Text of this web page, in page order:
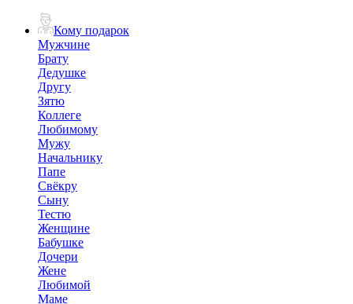
Кому подарок
Мужчине
Брату
Дедушке
Другу
Зятю
Коллеге
Любимому
Мужу
Начальнику
Папе
Свёкру
Сыну
Тестю
Женщине
Бабушке
Дочери
Жене
Любимой
Маме